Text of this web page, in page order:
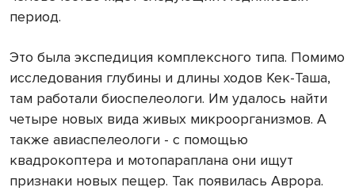
период.
Это была экспедиция комплексного типа. Помимо
исследования глубины и длины ходов Кек-Таша,
там работали биоспелеологи. Им удалось найти
четыре новых вида живых микроорганизмов. А
также авиаспелеологи - с помощью
квадрокоптера и мотопараплана они ищут
признаки новых пещер. Так появилась Аврора.